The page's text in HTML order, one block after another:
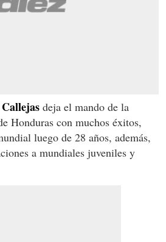
deja el mando de la
Honduras con muchos éxitos,
luego de 28 años, además,
a mundiales juveniles y